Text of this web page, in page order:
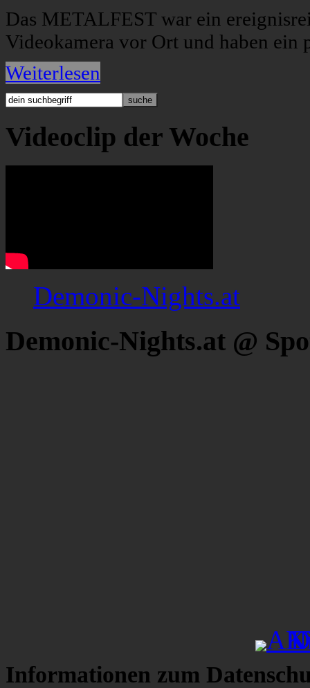
Das METALFEST war ein
Videokamera vor Ort und haben ein
Weiterlesen
Videoclip der Woche
Demonic-Nights.at
Demonic-Nights.at @
Informationen zum